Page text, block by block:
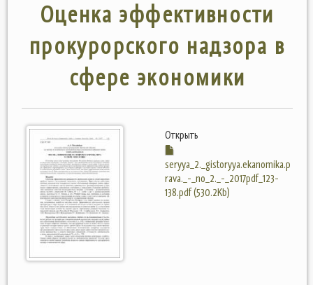
Оценка эффективности
прокурорского надзора в
сфере экономики
Открыть
seryya_2._gistoryya.ekanomika.p
rava._-_no_2._-_2017pdf_123-
138.pdf (530.2Kb)